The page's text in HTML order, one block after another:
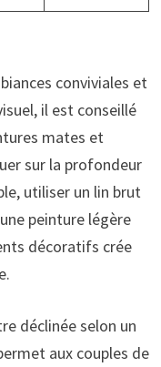
conviviales et
il est conseillé
mates et
sur la profondeur
utiliser un lin brut
peinture légère
décoratifs crée
déclinée selon un
aux couples de